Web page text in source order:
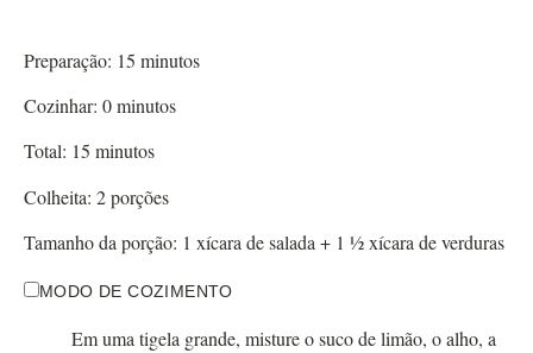
Preparação: 15 minutos
Cozinhar: 0minutos
Total: 15 minutos
Colheita: 2porções
Tamanho da porção: 1 xícara de salada + 1 ½ xícara de verduras
MODO DE COZIMENTO
Em uma tigela grande, misture o suco de limão, o alho, a